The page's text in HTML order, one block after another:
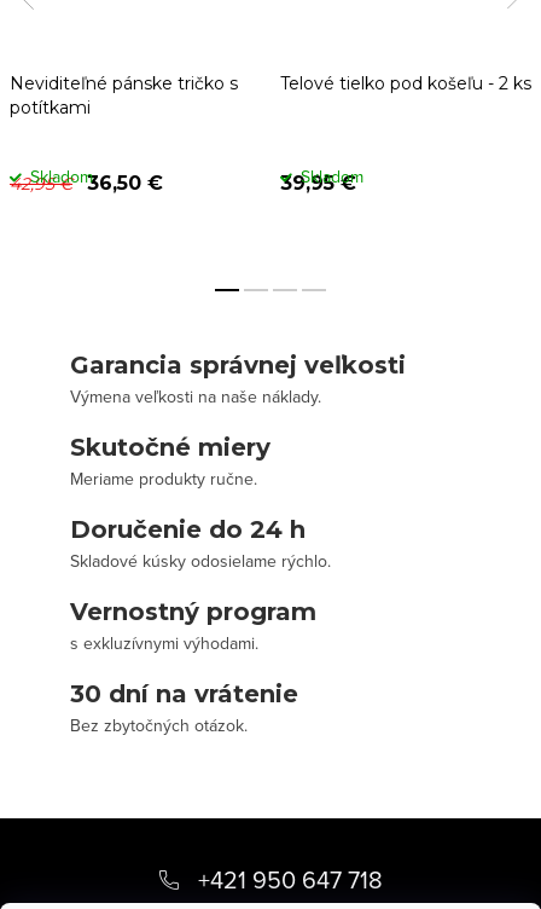
Neviditeľné pánske tričko s
potítkami
42,95 € 36,50 €
Skladom
Telové tielko pod košeľu - 2 ks
39,95 €
Skladom
Garancia správnej veľkosti
Výmena veľkosti na naše náklady.
Skutočné miery
Meriame produkty ručne.
Doručenie do 24 h
Skladové kúsky odosielame rýchlo.
Vernostný program
s exkluzívnymi výhodami.
30 dní na vrátenie
Bez zbytočných otázok.
+421 950 647 718